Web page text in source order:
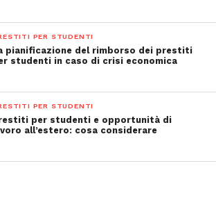
PER STUDENTI
pianificazione del rimborso dei prestiti
studenti in caso di crisi economica
PER STUDENTI
per studenti e opportunità di
all’estero: cosa considerare